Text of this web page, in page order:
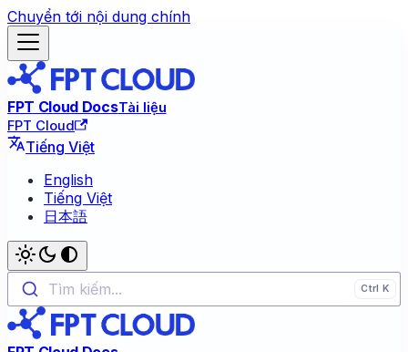
Chuyển tới nội dung chính
FPT Cloud DocsTài liệu
FPT Cloud
Tiếng Việt
English
Tiếng Việt
日本語
Tìm kiếm...